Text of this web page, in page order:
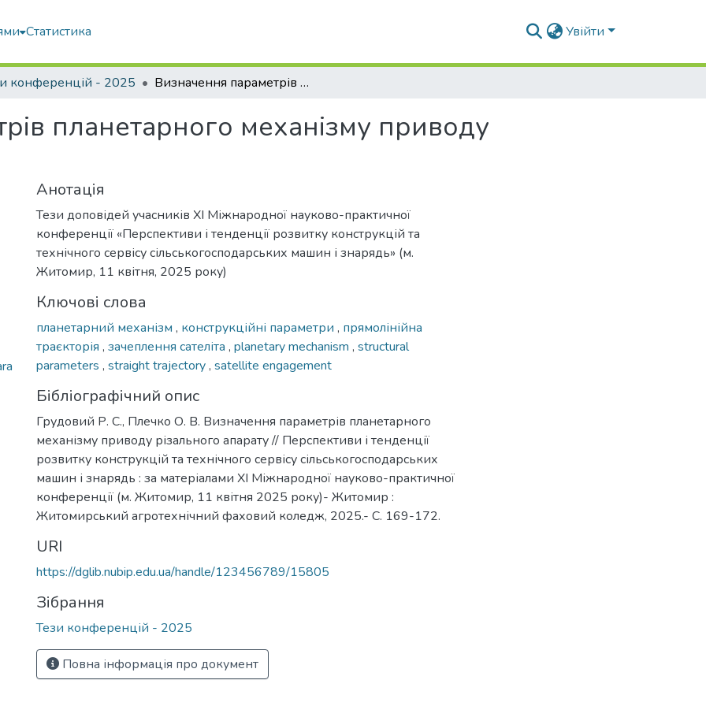
Статистика Увійти
конференцій - 2025 Визначення параметрів планетарного механізму приводу різального апарату
планетарного механізму приводу
Анотація
Тези доповідей учасників XI Міжнародної науково-практичної
конференції «Перспективи і тенденції розвитку конструкцій та
технічного сервісу сільськогосподарських машин і знарядь» (м.
Житомир, 11 квітня, 2025 року)
Ключові слова
планетарний механізм , конструкційні параметри , прямолінійна
траєкторія , зачеплення сателіта , planetary mechanism , structural
parameters , straight trajectory, satellite engagement
Бібліографічний опис
Грудовий Р. С., Плечко О. В. Визначення параметрів планетарного
механізму приводу різального апарату // Перспективи і тенденції
розвитку конструкцій та технічного сервісу сільськогосподарських
машин і знарядь : за матеріалами XI Міжнародної науково-практичної
конференції (м. Житомир, 11 квітня 2025 року)- Житомир :
Житомирський агротехнічний фаховий коледж, 2025.- С. 169-172.
URI
https://dglib.nubip.edu.ua/handle/123456789/15805
Зібрання
Тези конференцій - 2025
Повна інформація про документ